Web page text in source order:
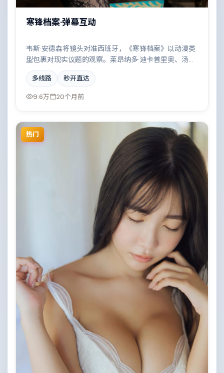
寒锋档案·弹幕互动
韦斯·安德森将镜头对准西班牙，《寒锋档案》以动漫类
型包裹对现实议题的观察。莱昂纳多·迪卡普里奥、汤姆·
汉克斯等演员的表演层次丰富，都市霓虹下的人性试炼
与自我救赎。全片在类型元素与人文关怀之间取得平
衡。
多线路 秒开直达
9.6万 20个月前
热门